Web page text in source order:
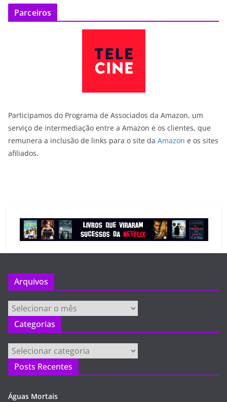
Parceiros
Participamos do Programa de Associados da Amazon, um
serviço de intermediação entre a Amazon e os clientes, que
remunera a inclusão de links para o site da Amazon e os sites
afiliados.
Arquivos
Arquivos
Categorias
Categorias
Posts Recentes
Águas Mortais